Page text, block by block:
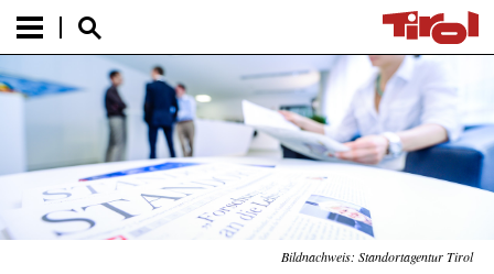
Bildnachweis: Standortagentur Tirol